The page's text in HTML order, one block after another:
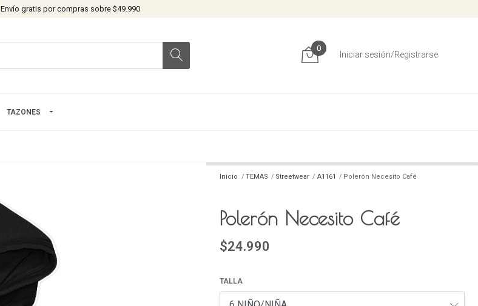
Envío gratis por compras sobre $49.990
0
Iniciar sesión/Registrarse
TAZONES
Inicio TEMAS Streetwear A1161 Polerón Necesito Café
Polerón Necesito Café
$24.990
TALLA